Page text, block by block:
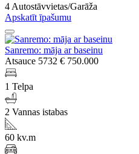
4 Autostāvvietas/Garāža
Apskatīt īpašumu
Sanremo: māja ar baseinu
Atsauce 5732 € 750.000
1 Telpa
2 Vannas istabas
60 kv.m